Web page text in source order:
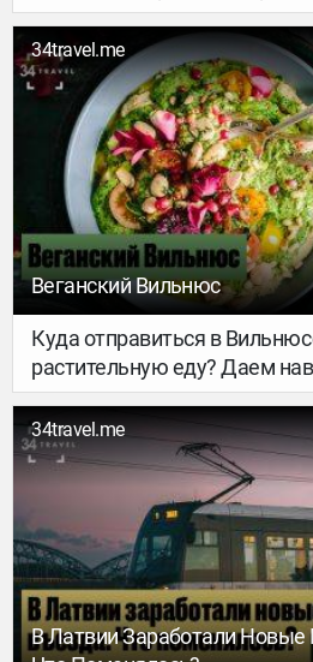
в голову, что здесь жили
тысячелетий. Здесь
Даргавс – наследие
мрачными преданиями. Это
странных мест в России и
наследия ЮНЕСКО.
34travel.me
Веганский Вильнюс
Куда отправиться в
растительную еду? Даем
вкусные веганские
пиццу и бургеры, торты и
подборке ты найдешь и
сходить по особому случаю,
чувствуешь себя, будто
друзей, и что-то вроде
домашнему».
34travel.me
В Латвии Заработали Новые